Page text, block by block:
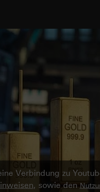
Verbindung zu
, sowie den